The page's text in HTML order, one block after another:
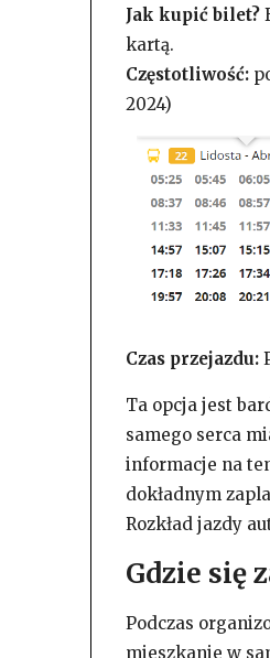
Jak kupić bilet?
kartą.
Częstotliwość:
2024)
Czas przejazdu:
Ta opcja jest
samego serca
informacje na
dokładnym
Rozkład jazdy
Gdzie się
Podczas
mieszkanie w